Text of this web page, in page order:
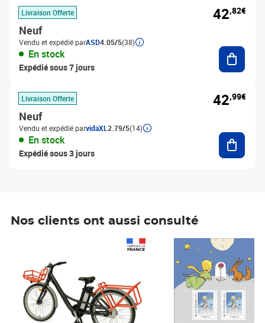
Livraison Offerte
Neuf
Vendu et expédié parASD4.05/5(38)
En stock
Expédié sous 7 jours
42,82€
Livraison Offerte
Neuf
Vendu et expédié parvidaXL 2.79/5(14)
En stock
Expédié sous 3 jours
42,99€
Nos clients ont aussi consulté
Prix 7,50€